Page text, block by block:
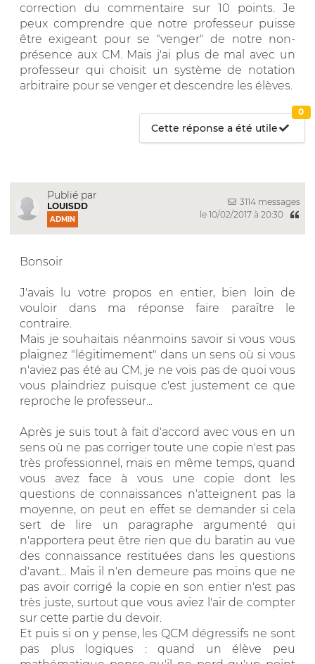
correction du commentaire sur 10 points. Je
peux comprendre que notre professeur puisse
être exigeant pour se "venger" de notre non-
présence aux CM. Mais j'ai plus de mal avec un
professeur qui choisit un système de notation
arbitraire pour se venger et descendre les élèves.
Cette réponse a été utile
0
Publié par
LOUISDD
ADMIN
3114 messages
le 10/02/2017 à 20:30
Bonsoir
J'avais lu votre propos en entier, bien loin de
vouloir dans ma réponse faire paraître le
contraire.
Mais je souhaitais néanmoins savoir si vous vous
plaignez "légitimement" dans un sens où si vous
n'aviez pas été au CM, je ne vois pas de quoi vous
vous plaindriez puisque c'est justement ce que
reproche le professeur...
Après je suis tout à fait d'accord avec vous en un
sens où ne pas corriger toute une copie n'est pas
très professionnel, mais en même temps, quand
vous avez face à vous une copie dont les
questions de connaissances n'atteignent pas la
moyenne, on peut en effet se demander si cela
sert de lire un paragraphe argumenté qui
n'apportera peut être rien que du baratin au vue
des connaissance restituées dans les questions
d'avant... Mais il n'en demeure pas moins que ne
pas avoir corrigé la copie en son entier n'est pas
très juste, surtout que vous aviez l'air de compter
sur cette partie du devoir.
Et puis si on y pense, les QCM dégressifs ne sont
pas plus logiques : quand un élève peu